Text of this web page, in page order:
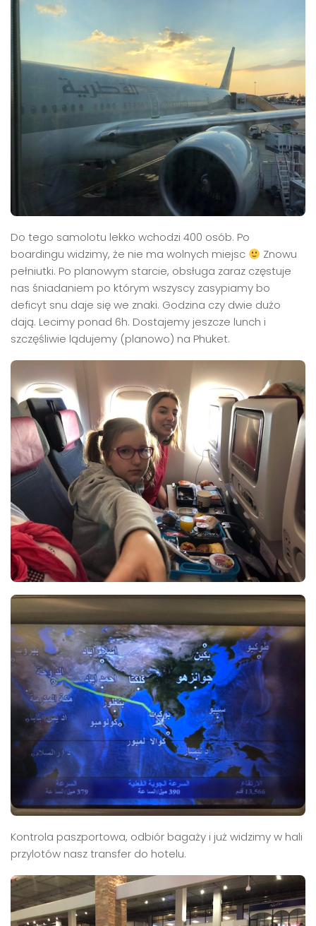
Do tego samolotu lekko wchodzi 400 osób. Po
boardingu widzimy, że nie ma wolnych miejsc
Znowu
pełniutki. Po planowym starcie, obsługa zaraz częstuje
nas śniadaniem po którym wszyscy zasypiamy bo
deficyt snu daje się we znaki. Godzina czy dwie dużo
dają. Lecimy ponad 6h. Dostajemy jeszcze lunch i
szczęśliwie lądujemy (planowo) na Phuket.
Kontrola paszportowa, odbiór bagaży i już widzimy w hali
przylotów nasz transfer do hotelu.